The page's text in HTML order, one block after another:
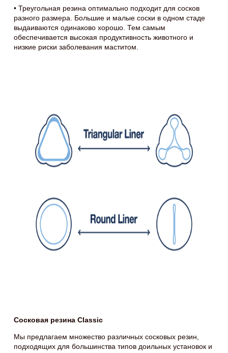
• Треугольная резина оптимально подходит для сосков
разного размера. Большие и малые соски в одном стаде
выдаиваются одинаково хорошо. Тем самым
обеспечивается высокая продуктивность животного и
низкие риски заболевания маститом.
Сосковая резина Classic
Мы предлагаем множество различных сосковых резин,
подходящих для большинства типов доильных установок и